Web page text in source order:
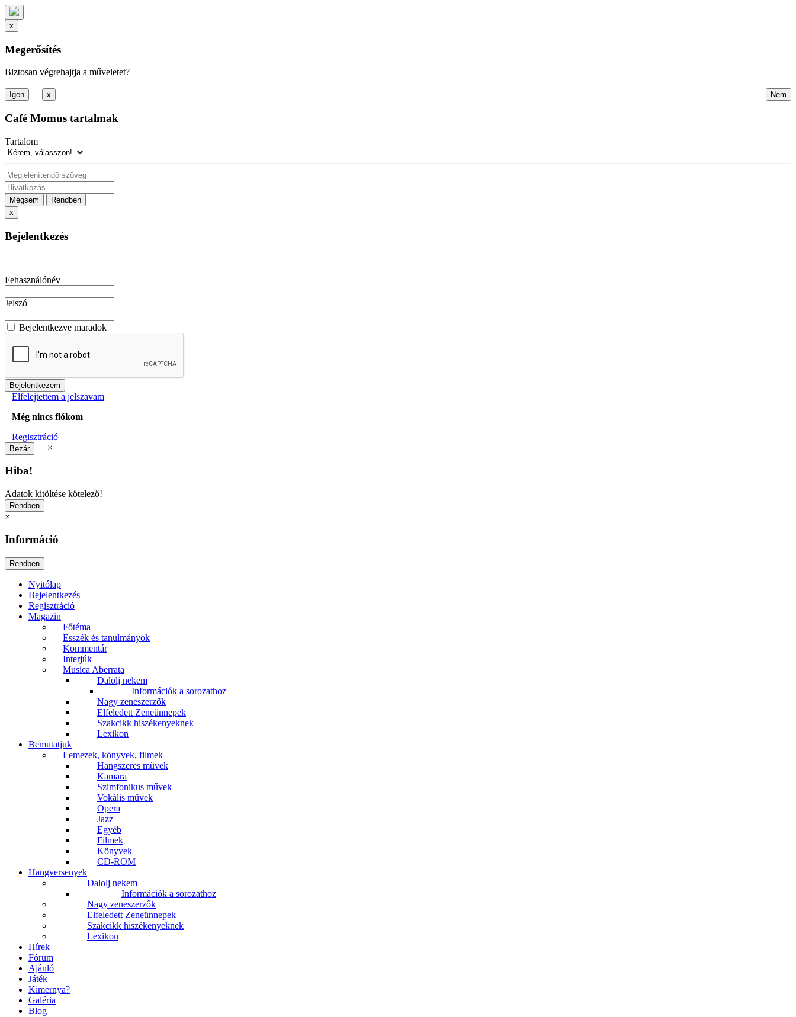
x
Megerősítés
Biztosan végrehajtja a műveletet?
x
Café Momus tartalmak
Tartalom
Mégsem
Rendben
x
Bejelentkezés
Fehasználónév
Jelszó
Bejelentkezve maradok
Elfelejtettem a jelszavam
Még nincs fiókom
Regisztráció
×
Hiba!
Adatok kitöltése kötelező!
×
Információ
Nyitólap
Bejelentkezés
Regisztráció
Magazin
Főtéma
Esszék és tanulmányok
Kommentár
Interjúk
Musica Aberrata
Dalolj nekem
Információk a sorozathoz
Nagy zeneszerzők
Elfeledett Zeneünnepek
Szakcikk hiszékenyeknek
Lexikon
Bemutatjuk
Lemezek, könyvek, filmek
Hangszeres művek
Kamara
Szimfonikus művek
Vokális művek
Opera
Jazz
Egyéb
Filmek
Könyvek
CD-ROM
Hangversenyek
Dalolj nekem
Információk a sorozathoz
Nagy zeneszerzők
Elfeledett Zeneünnepek
Szakcikk hiszékenyeknek
Lexikon
Hírek
Fórum
Ajánló
Játék
Kimernya?
Galéria
Blog